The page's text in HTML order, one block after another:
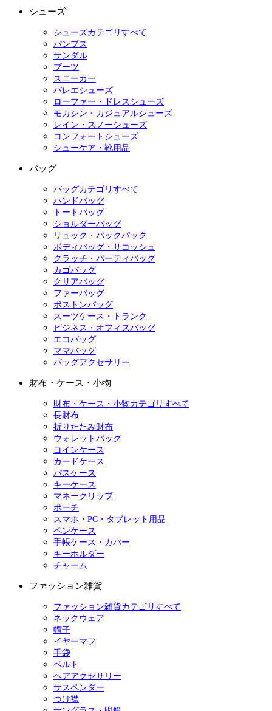
シューズ
シューズカテゴリすべて
パンプス
サンダル
ブーツ
スニーカー
バレエシューズ
ローファー・ドレスシューズ
モカシン・カジュアルシューズ
レイン・スノーシューズ
コンフォートシューズ
シューケア・靴用品
バッグ
バッグカテゴリすべて
ハンドバッグ
トートバッグ
ショルダーバッグ
リュック・バックパック
ボディバッグ・サコッシュ
クラッチ・パーティバッグ
カゴバッグ
クリアバッグ
ファーバッグ
ボストンバッグ
スーツケース・トランク
ビジネス・オフィスバッグ
エコバッグ
ママバッグ
バッグアクセサリー
財布・ケース・小物
財布・ケース・小物カテゴリすべて
長財布
折りたたみ財布
ウォレットバッグ
コインケース
カードケース
パスケース
キーケース
マネークリップ
ポーチ
スマホ・PC・タブレット用品
ペンケース
手帳ケース・カバー
キーホルダー
チャーム
ファッション雑貨
ファッション雑貨カテゴリすべて
ネックウェア
帽子
イヤーマフ
手袋
ベルト
ヘアアクセサリー
サスペンダー
つけ襟